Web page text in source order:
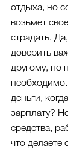
отдыха, но
возьмет
страдать.
доверить
другому, но
деньги,
зарплату?
средства,
что делаете